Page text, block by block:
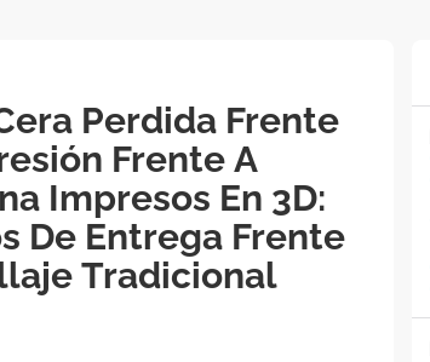
Perdida Frente
Frente A
Impresos En 3D:
De Entrega Frente
Tradicional